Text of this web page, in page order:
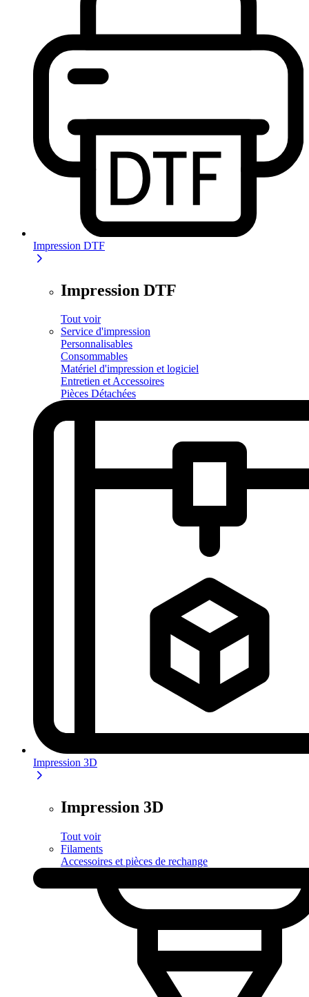
Impression DTF
Impression DTF
Tout voir
Service d'impression
Personnalisables
Consommables
Matériel d'impression et logiciel
Entretien et Accessoires
Pièces Détachées
Impression 3D
Impression 3D
Tout voir
Filaments
Accessoires et pièces de rechange